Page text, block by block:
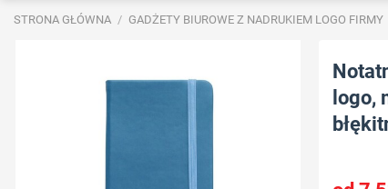
STRONA GŁÓWNA / GADŻETY BIUROWE Z NADRUKIEM LOGO FIRMY
logo,